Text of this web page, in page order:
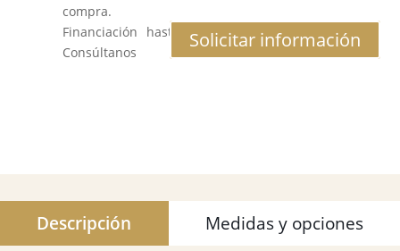
compra.
Financiación hasta 12 meses al 0% de interés.
Consúltanos
Solicitar información
Descripción Medidas y opciones